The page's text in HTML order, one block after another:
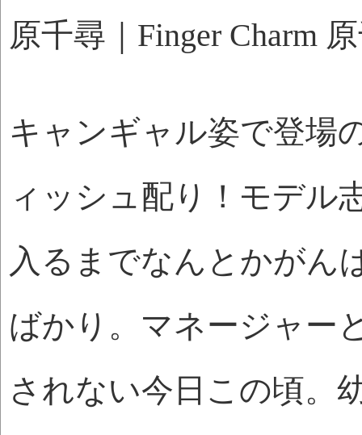
原千尋｜Finger Charm
キャンギャル姿で登場
ィッシュ配り！モデル
入るまでなんとかがん
ばかり。マネージャー
されない今日この頃。